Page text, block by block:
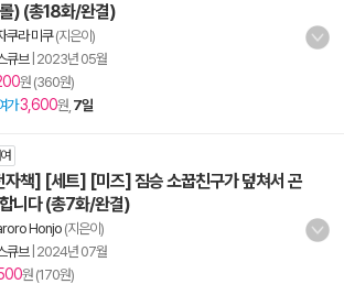
) (총18화/완결)
쿠라 미쿠(지은이)
큐브| 2023년 05월
원 (360원)
가3,600원, 7일
자책] [세트] [미즈] 짐승 소꿉친구가 덮쳐서 곤
니다 (총7화/완결)
Honjo (지은이)
큐브| 2024년 07월
원 (170원)